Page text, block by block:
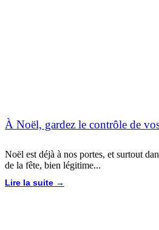
À Noël, gardez le contrôle de
Noël est déjà à nos portes, et surtout
de la fête, bien légitime...
Lire la suite →